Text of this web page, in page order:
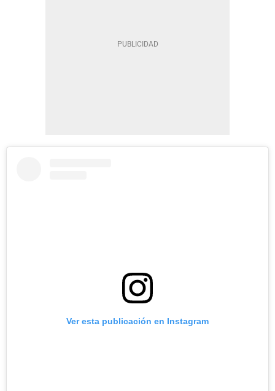
Ver esta publicación en Instagram